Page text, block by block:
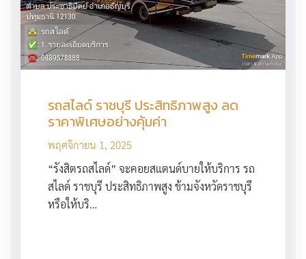
รถสไลด์ ราชบุรี ประสิทธิภาพสูง ลด
ราคาพิเศษอย่างคุ้มค่า
พฤศจิกายน 1, 2025
“รังสิตรถสไลด์” จะคอยสแตนด์บายให้บริการ รถ
สไลด์ ราชบุรี ประสิทธิภาพสูง ข้ามจังหวัดราชบุรี
หรือให้บริ…